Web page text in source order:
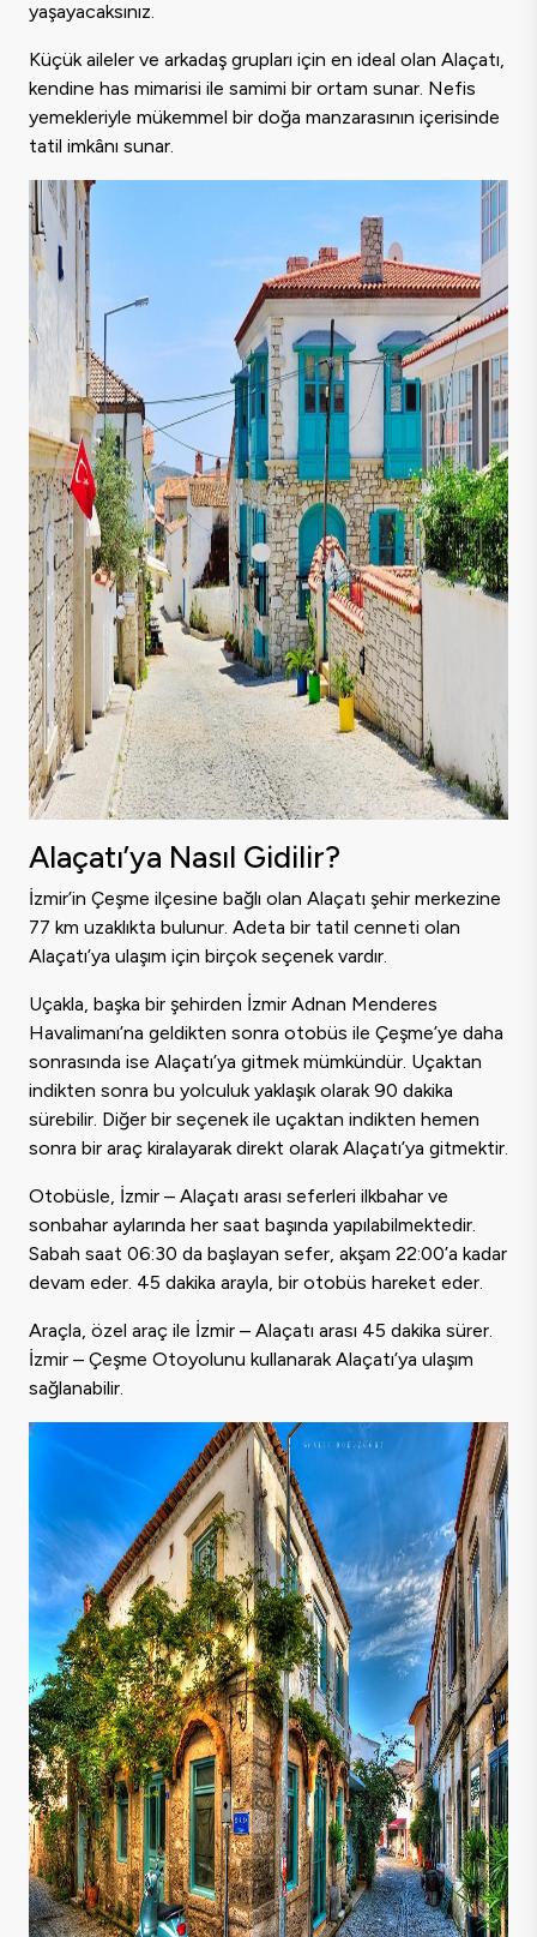
yaşayacaksınız.
Küçük aileler ve arkadaş grupları için en ideal olan Alaçatı,
kendine has mimarisi ile samimi bir ortam sunar. Nefis
yemekleriyle mükemmel bir doğa manzarasının içerisinde
tatil imkânı sunar.
Alaçatı’ya Nasıl Gidilir?
İzmir’in Çeşme ilçesine bağlı olan Alaçatı şehir merkezine
77 km uzaklıkta bulunur. Adeta bir tatil cenneti olan
Alaçatı’ya ulaşım için birçok seçenek vardır.
Uçakla, başka bir şehirden İzmir Adnan Menderes
Havalimanı’na geldikten sonra otobüs ile Çeşme’ye daha
sonrasında ise Alaçatı’ya gitmek mümkündür. Uçaktan
indikten sonra bu yolculuk yaklaşık olarak 90 dakika
sürebilir. Diğer bir seçenek ile uçaktan indikten hemen
sonra bir araç kiralayarak direkt olarak Alaçatı’ya gitmektir.
Otobüsle, İzmir – Alaçatı arası seferleri ilkbahar ve
sonbahar aylarında her saat başında yapılabilmektedir.
Sabah saat 06:30 da başlayan sefer, akşam 22:00’a kadar
devam eder. 45 dakika arayla, bir otobüs hareket eder.
Araçla, özel araç ile İzmir – Alaçatı arası 45 dakika sürer.
İzmir – Çeşme Otoyolunu kullanarak Alaçatı’ya ulaşım
sağlanabilir.